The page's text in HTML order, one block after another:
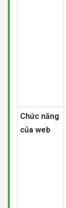
Chức năng
của web